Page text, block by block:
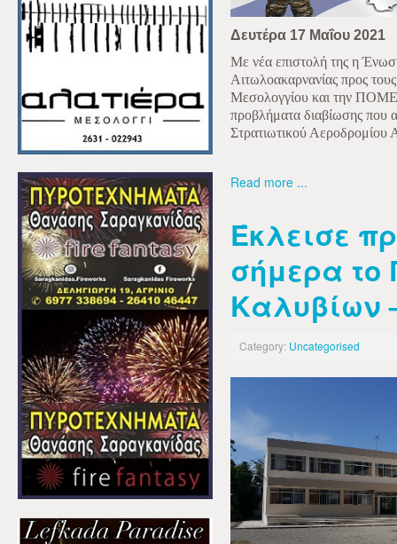
Δευτέρα 17 Μαΐου 2021
Με νέα επιστολή της η
Αιτωλοακαρνανίας προς
Μεσολογγίου και την
προβλήματα διαβίωσης που
Στρατιωτικού Αεροδρομίου
Read more ...
Έκλεισε
σήμερα το
Καλυβίων
Category: Uncategorised